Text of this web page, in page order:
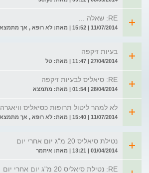
RE: שאלה ...
11/07/2014 | 15:52 | מאת: לא רופא , אך מתמצא
בעיות זיקפה
27/04/2014 | 11:47 | מאת: טל
RE: סיאליס לבעיות זיקפה
28/04/2014 | 01:54 | מאת: מתמצא
לא למהר ליטול תרופות כסיאליס וויאגרה
11/07/2014 | 15:40 | מאת: לא רופא , אך מתמצא בנושא
נטילת סיאליס 20 מ"ג יום אחרי יום
01/04/2014 | 13:21 | מאת: איתמר
RE: נטילת סיאליס 20 מ"ג יום אחרי יום